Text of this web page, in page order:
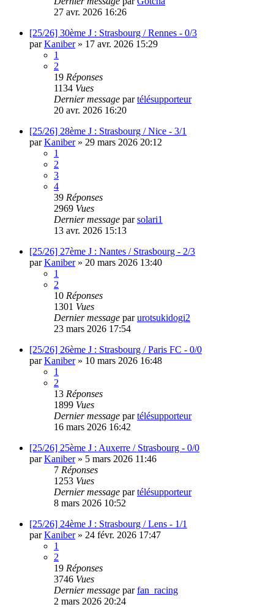
27 avr. 2026 16:26
[25/26] 30ème J : Strasbourg / Rennes - 0/3
parKaniber» 17 avr. 2026 15:29
1
2
19 Réponses
1134 Vues
Dernier message partélésupporteur
20 avr. 2026 16:20
[25/26] 28ème J : Strasbourg / Nice - 3/1
parKaniber» 29 mars 2026 20:12
1
2
3
4
39 Réponses
2969 Vues
Dernier message parsolari1
13 avr. 2026 15:13
[25/26] 27ème J : Nantes / Strasbourg - 2/3
parKaniber» 20 mars 2026 13:40
1
2
10 Réponses
1301 Vues
Dernier message parurotsukidogi2
23 mars 2026 17:54
[25/26] 26ème J : Strasbourg / Paris FC - 0/0
parKaniber» 10 mars 2026 16:48
1
2
13 Réponses
1899 Vues
Dernier message partélésupporteur
16 mars 2026 16:42
[25/26] 25ème J : Auxerre / Strasbourg - 0/0
parKaniber» 5 mars 2026 11:46
7 Réponses
1253 Vues
Dernier message partélésupporteur
8 mars 2026 10:52
[25/26] 24ème J : Strasbourg / Lens - 1/1
parKaniber» 24 févr. 2026 17:47
1
2
19 Réponses
3746 Vues
Dernier message parfan_racing
2 mars 2026 20:24